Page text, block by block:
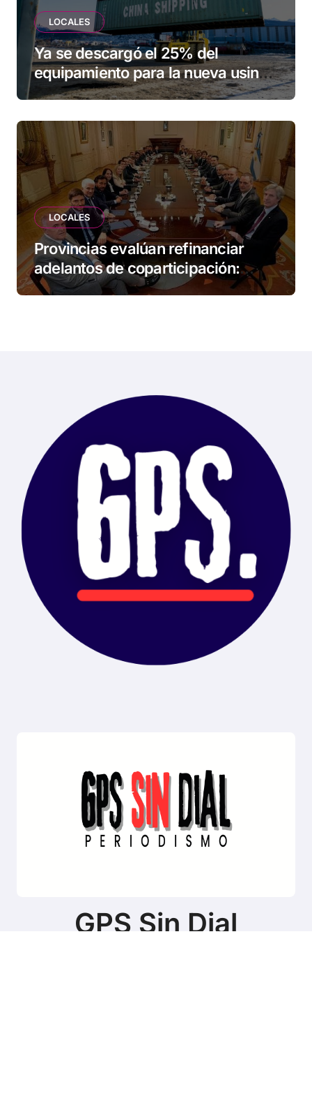
LOCALES
Ya se descargó el 25% del
equipamiento para la nueva usina
de Ushuaia
LOCALES
Provincias evalúan refinanciar
adelantos de coparticipación:
Tierra del Fuego, entre las
GPS Sin Dial